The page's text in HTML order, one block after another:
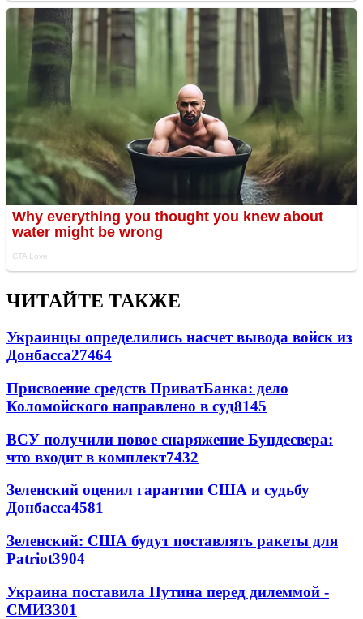
ЧИТАЙТЕ ТАКЖЕ
Украинцы определились насчет вывода войск из
Донбасса27464
Присвоение средств ПриватБанка: дело
Коломойского направлено в суд8145
ВСУ получили новое снаряжение Бундесвера:
что входит в комплект7432
Зеленский оценил гарантии США и судьбу
Донбасса4581
Зеленский: США будут поставлять ракеты для
Patriot3904
Украина поставила Путина перед дилеммой -
СМИ3301